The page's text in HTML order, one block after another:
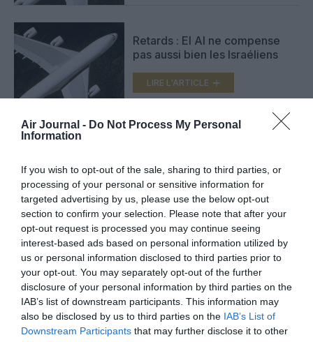
Air Journal - Do Not Process My Personal
Information
If you wish to opt-out of the sale, sharing to third parties, or
processing of your personal or sensitive information for
targeted advertising by us, please use the below opt-out
section to confirm your selection. Please note that after your
opt-out request is processed you may continue seeing
interest-based ads based on personal information utilized by
us or personal information disclosed to third parties prior to
your opt-out. You may separately opt-out of the further
disclosure of your personal information by third parties on the
IAB’s list of downstream participants. This information may
also be disclosed by us to third parties on the IAB’s List of
Downstream Participants that may further disclose it to other
Retards : El Al ne compense
pas aussi bien les Israéliens
LIRE L'ARTICLE
Brandt reportée à 2018
LIRE L'ARTICLE
VOIR PLUS D'ARTICLES
FAIRE UN DON